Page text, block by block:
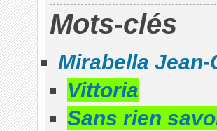
Mots-clés
Mirabella Jean-
Vittoria
Sans rien